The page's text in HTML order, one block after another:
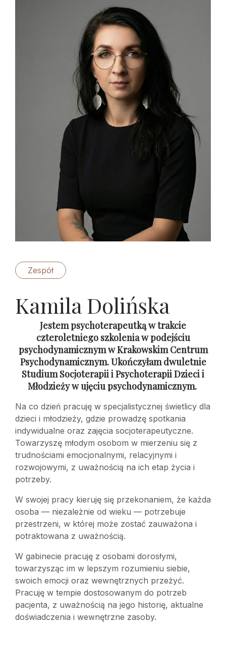
Zespół
Kamila Dolińska
Jestem psychoterapeutką w trakcie
czteroletniego szkolenia w podejściu
psychodynamicznym w Krakowskim Centrum
Psychodynamicznym. Ukończyłam dwuletnie
Studium Socjoterapii i Psychoterapii Dzieci i
Młodzieży w ujęciu psychodynamicznym.
Na co dzień pracuję w specjalistycznej świetlicy dla
dzieci i młodzieży, gdzie prowadzę spotkania
indywidualne oraz zajęcia socjoterapeutyczne.
Towarzyszę młodym osobom w mierzeniu się z
trudnościami emocjonalnymi, relacyjnymi i
rozwojowymi, z uważnością na ich etap życia i
potrzeby.
W swojej pracy kieruję się przekonaniem, że każda
osoba — niezależnie od wieku — potrzebuje
przestrzeni, w której może zostać zauważona i
potraktowana z uważnością.
W gabinecie pracuję z osobami dorosłymi,
towarzysząc im w lepszym rozumieniu siebie,
swoich emocji oraz wewnętrznych przeżyć.
Pracuję w tempie dostosowanym do potrzeb
pacjenta, z uważnością na jego historię, aktualne
doświadczenia i wewnętrzne zasoby.